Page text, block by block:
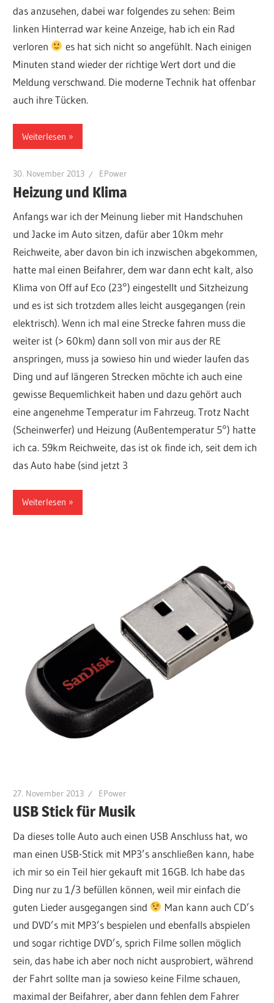
das anzusehen, dabei war folgendes zu sehen: Beim
linken Hinterrad war keine Anzeige, hab ich ein Rad
verloren
es hat sich nicht so angefühlt. Nach einigen
Minuten stand wieder der richtige Wert dort und die
Meldung verschwand. Die moderne Technik hat offenbar
auch ihre Tücken.
Weiterlesen
30. November 2013 EPower
Heizung und Klima
Anfangs war ich der Meinung lieber mit Handschuhen
und Jacke im Auto sitzen, dafür aber 10km mehr
Reichweite, aber davon bin ich inzwischen abgekommen,
hatte mal einen Beifahrer, dem war dann echt kalt, also
Klima von Off auf Eco (23°) eingestellt und Sitzheizung
und es ist sich trotzdem alles leicht ausgegangen (rein
elektrisch). Wenn ich mal eine Strecke fahren muss die
weiter ist (> 60km) dann soll von mir aus der RE
anspringen, muss ja sowieso hin und wieder laufen das
Ding und auf längeren Strecken möchte ich auch eine
gewisse Bequemlichkeit haben und dazu gehört auch
eine angenehme Temperatur im Fahrzeug. Trotz Nacht
(Scheinwerfer) und Heizung (Außentemperatur 5°) hatte
ich ca. 59km Reichweite, das ist ok finde ich, seit dem ich
das Auto habe (sind jetzt 3
Weiterlesen
27. November 2013 EPower
USB Stick für Musik
Da dieses tolle Auto auch einen USB Anschluss hat, wo
man einen USB-Stick mit MP3’s anschließen kann, habe
ich mir so ein Teil hier gekauft mit 16GB. Ich habe das
Ding nur zu 1/3 befüllen können, weil mir einfach die
guten Lieder ausgegangen sind
Man kann auch CD’s
und DVD’s mit MP3’s bespielen und ebenfalls abspielen
und sogar richtige DVD’s, sprich Filme sollen möglich
sein, das habe ich aber noch nicht ausprobiert, während
der Fahrt sollte man ja sowieso keine Filme schauen,
maximal der Beifahrer, aber dann fehlen dem Fahrer